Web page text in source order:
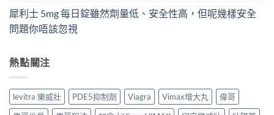
犀利士 5mg 每日錠雖然劑量低、安全性高，但呢幾樣安全
問題你唔該忽視
熱點關注
levitra 樂威壯 PDE5抑制劑 Viagra Vimax增大丸
偉哥